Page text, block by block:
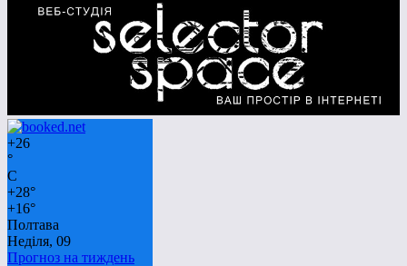
+26
°
C
+28°
+16°
Полтава
Неділя, 09
Прогноз на тиждень